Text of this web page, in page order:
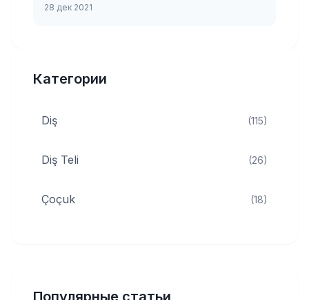
28 дек 2021
Категории
Diş (115)
Diş Teli (26)
Çoçuk (18)